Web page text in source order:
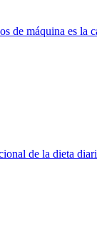
de máquina es la
de la dieta